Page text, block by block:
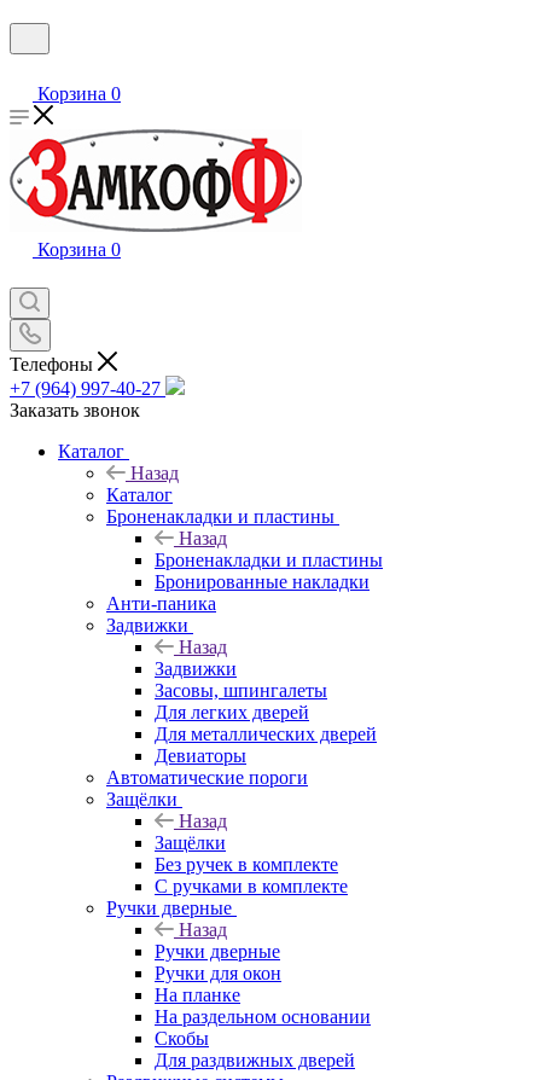
Корзина 0
Корзина 0
Телефоны
+7 (964) 997-40-27
Заказать звонок
Каталог
Назад
Каталог
Броненакладки и пластины
Назад
Броненакладки и пластины
Бронированные накладки
Анти-паника
Задвижки
Назад
Задвижки
Засовы, шпингалеты
Для легких дверей
Для металлических дверей
Девиаторы
Автоматические пороги
Защёлки
Назад
Защёлки
Без ручек в комплекте
С ручками в комплекте
Ручки дверные
Назад
Ручки дверные
Ручки для окон
На планке
На раздельном основании
Скобы
Для раздвижных дверей